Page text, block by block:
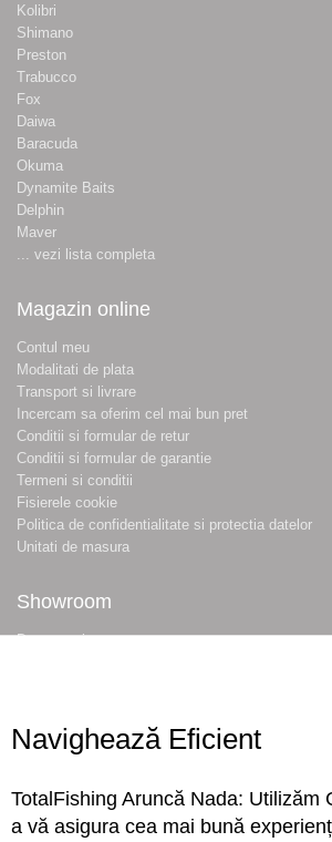
Kolibri
Shimano
Preston
Trabucco
Fox
Daiwa
Baracuda
Okuma
Dynamite Baits
Delphin
Maver
... vezi lista completa
Magazin online
Contul meu
Modalitati de plata
Transport si livrare
Incercam sa oferim cel mai bun pret
Conditii si formular de retur
Conditii si formular de garantie
Termeni si conditii
Fisierele cookie
Politica de confidentialitate si protectia datelor
Unitati de masura
Showroom
Despre noi
Conecteaza-te
Navighează Eficient
TotalFishing Aruncă Nada: Utilizăm
a vă asigura cea mai bună